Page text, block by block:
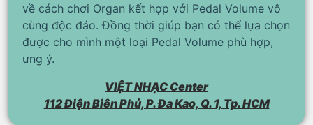
về cách chơi Organ kết hợp với Pedal Volume vô
cùng độc đáo. Đồng thời giúp bạn có thể lựa chọn
được cho mình một loại Pedal Volume phù hợp,
ưng ý.
VIỆT NHẠC Center
112 Điện Biên Phủ, P. Đa Kao, Q. 1, Tp. HCM